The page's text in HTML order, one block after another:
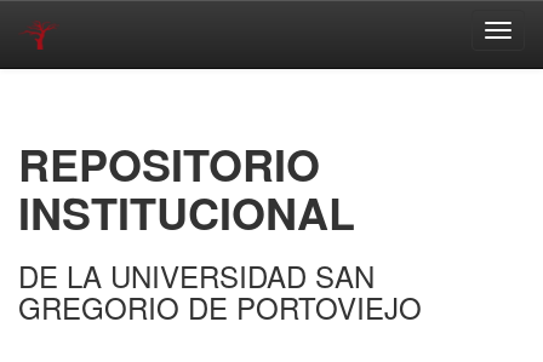
REPOSITORIO
INSTITUCIONAL
DE LA UNIVERSIDAD SAN
GREGORIO DE PORTOVIEJO